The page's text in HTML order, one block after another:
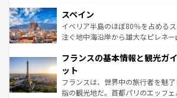
ろん、トスカーナの美しい田園風景
景など、自然景観も見逃せない。
ピザやパスタなど、絶品のイタリ
ませてくれるイタリアで、忘れられ
なお、新着のイタリア情報は
しい。
スペイン
イベリア半島のほぼ80％を占める
注ぐ地中海沿岸から雄大なピレネ
文化が根付くこの国では、情熱的な
れる闘牛、そして美味しいタパスが
る。首都マドリードの洗練された
アートに溢れた街角から、地方で
フランスの基本情報と観光ガ
ット
フランスは、世界中の旅行者を魅
指の観光地だ。首都パリのエッフ